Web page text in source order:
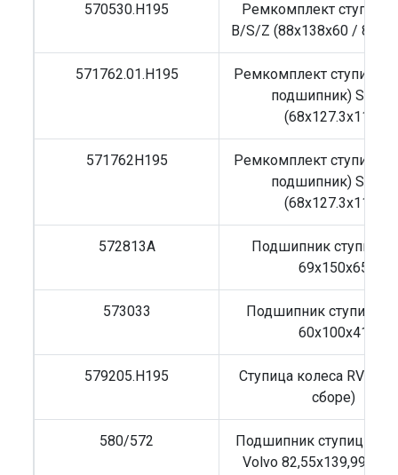
570530.H195
Ремкомплект ступицы
B/S/Z (88x138x60 /
571762.01.H195
Ремкомплект ступицы
подшипник) Scania
(68x127.3x115)
571762H195
Ремкомплект ступицы
подшипник) Scania
(68x127.3x115)
572813A
Подшипник ступицы
69x150x65
573033
Подшипник ступицы
60x100x41
579205.H195
Ступица колеса RVI/
сборе)
580/572
Подшипник ступицы
Volvo